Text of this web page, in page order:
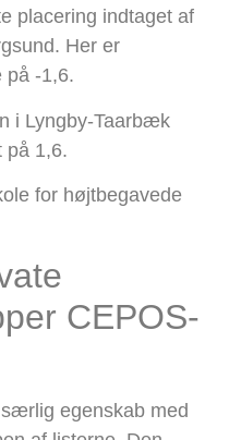
placering indtaget af
Her er
på -1,6.
i Lyngby-Taarbæk
på 1,6.
for højtbegavede
CEPOS-
egenskab med